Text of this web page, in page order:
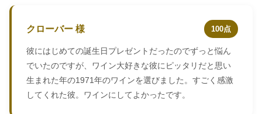
クローバー 様 100点
彼にはじめての誕生日プレゼントだったのでずっと悩ん
でいたのですが、ワイン大好きな彼にピッタリだと思い
生まれた年の1971年のワインを選びました。すごく感激
してくれた彼。ワインにしてよかったです。